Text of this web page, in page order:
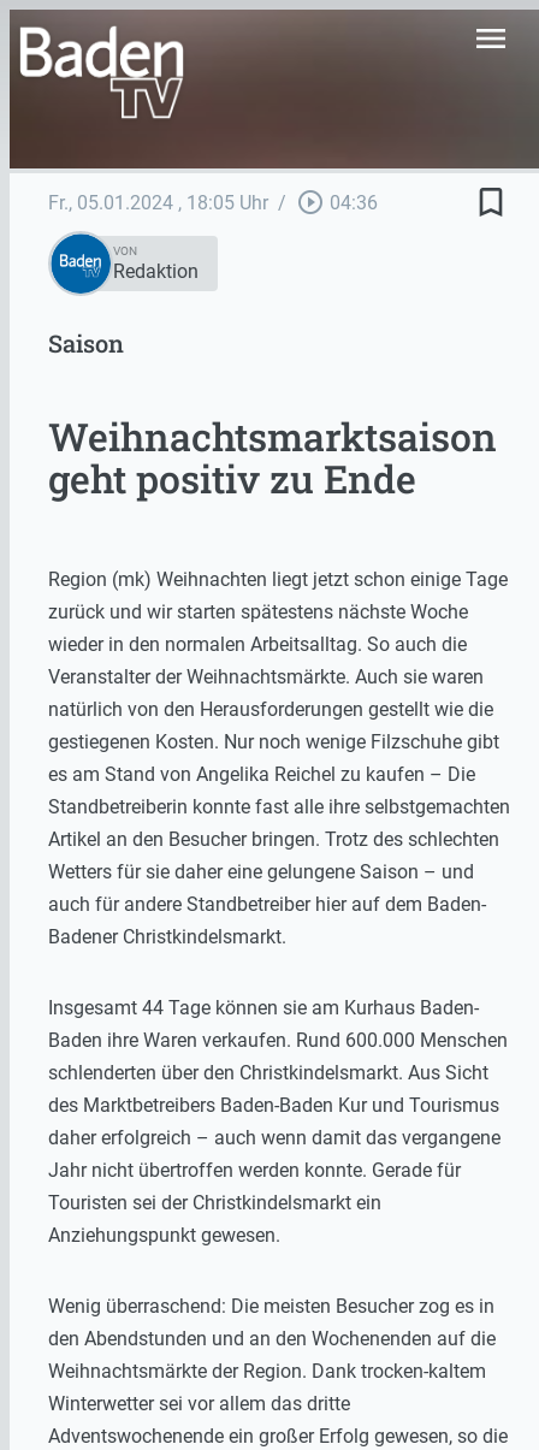
menu
Fr., 05.01.2024 , 18:05 Uhr / play_circle_outline 04:36 bookmark_border
VON
Redaktion
Saison
Weihnachtsmarktsaison
geht positiv zu Ende
Region (mk) Weihnachten liegt jetzt schon einige Tage
zurück und wir starten spätestens nächste Woche
wieder in den normalen Arbeitsalltag. So auch die
Veranstalter der Weihnachtsmärkte. Auch sie waren
natürlich von den Herausforderungen gestellt wie die
gestiegenen Kosten. Nur noch wenige Filzschuhe gibt
es am Stand von Angelika Reichel zu kaufen – Die
Standbetreiberin konnte fast alle ihre selbstgemachten
Artikel an den Besucher bringen. Trotz des schlechten
Wetters für sie daher eine gelungene Saison – und
auch für andere Standbetreiber hier auf dem Baden-
Badener Christkindelsmarkt.
Insgesamt 44 Tage können sie am Kurhaus Baden-
Baden ihre Waren verkaufen. Rund 600.000 Menschen
schlenderten über den Christkindelsmarkt. Aus Sicht
des Marktbetreibers Baden-Baden Kur und Tourismus
daher erfolgreich – auch wenn damit das vergangene
Jahr nicht übertroffen werden konnte. Gerade für
Touristen sei der Christkindelsmarkt ein
Anziehungspunkt gewesen.
Wenig überraschend: Die meisten Besucher zog es in
den Abendstunden und an den Wochenenden auf die
Weihnachtsmärkte der Region. Dank trocken-kaltem
Winterwetter sei vor allem das dritte
Adventswochenende ein großer Erfolg gewesen, so die